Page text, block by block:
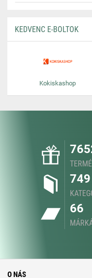
KEDVENC E-BOLTOK
Kokiskashop
749
66
O NÁS